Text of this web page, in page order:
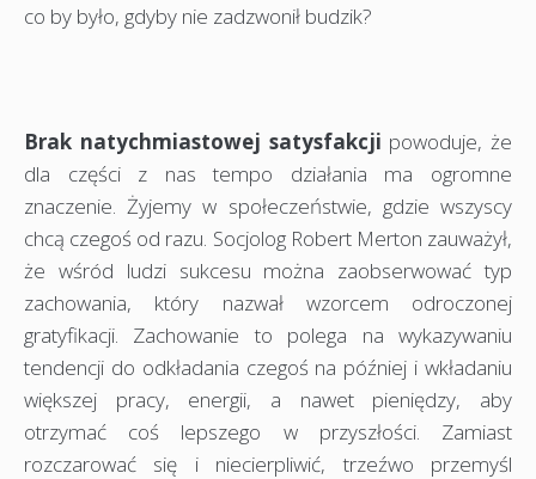
co by było, gdyby nie zadzwonił budzik?
Brak natychmiastowej satysfakcji powoduje, że
dla części z nas tempo działania ma ogromne
znaczenie. Żyjemy w społeczeństwie, gdzie wszyscy
chcą czegoś od razu. Socjolog Robert Merton zauważył,
że wśród ludzi sukcesu można zaobserwować typ
zachowania, który nazwał wzorcem odroczonej
gratyfikacji. Zachowanie to polega na wykazywaniu
tendencji do odkładania czegoś na później i wkładaniu
większej pracy, energii, a nawet pieniędzy, aby
otrzymać coś lepszego w przyszłości. Zamiast
rozczarować się i niecierpliwić, trzeźwo przemyśl